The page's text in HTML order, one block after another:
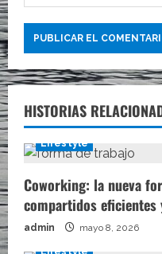
HISTORIAS
Lifestyle
Coworking: la nueva
compartidos eficientes
admin mayo 8, 2026